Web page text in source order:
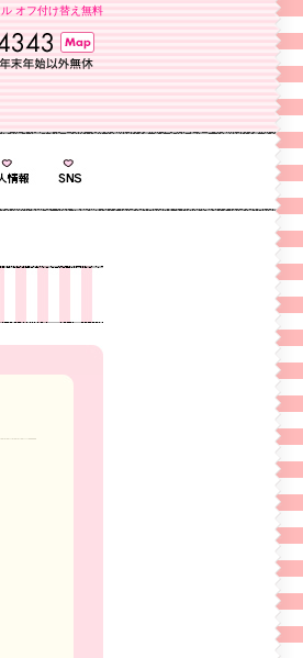
オフ付け替え無料